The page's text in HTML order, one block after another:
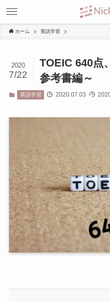
ホーム 英語学習
TOEIC 640点
参考書編～
2020
7/22
英語学習 2020.07.03